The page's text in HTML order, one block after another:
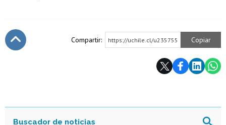
Compartir: https://uchile.cl/u235755 Copiar